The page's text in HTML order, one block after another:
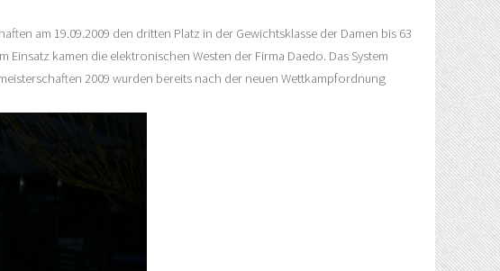
am 19.09.2009 den dritten Platz in der Gewichtsklasse der Damen bis 63
kamen die elektronischen Westen der Firma Daedo. Das System
2009 wurden bereits nach der neuen Wettkampfordnung